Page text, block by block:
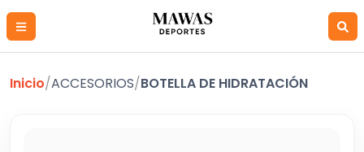
Inicio/ACCESORIOS/BOTELLA DE HIDRATACIÓN